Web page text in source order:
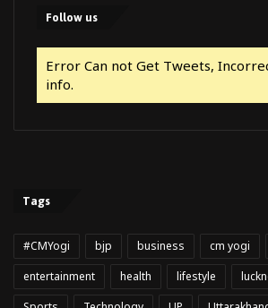
Follow us
Error Can not Get Tweets,
info.
Tags
#CMYogi bjp business cm yogi
entertainment
health lifestyle